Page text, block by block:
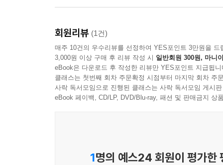
회원리뷰 (1건)
매주 10건의 우수리뷰를 선정하여 YES포인트 3만원을 드
3,000원 이상 구매 후 리뷰 작성 시 일반회원 300원, 마니
eBook은 다운로드 후 작성한 리뷰만 YES포인트 지급됩니
클래스는 첫번째 회차 주문확정 시점부터 마지막 회차 주
사락 독서모임으로 진행된 클래스는 사락 독서모임 게시
eBook 페이백, CD/LP, DVD/Blu-ray, 패션 및 판매금지 상
1명의 예스24 회원이 평가한